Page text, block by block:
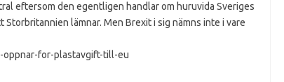
eftersom den egentligen handlar om huruvida Sveriges
lämnar. Men Brexit i sig nämns inte i vare
for-plastavgift-till-eu